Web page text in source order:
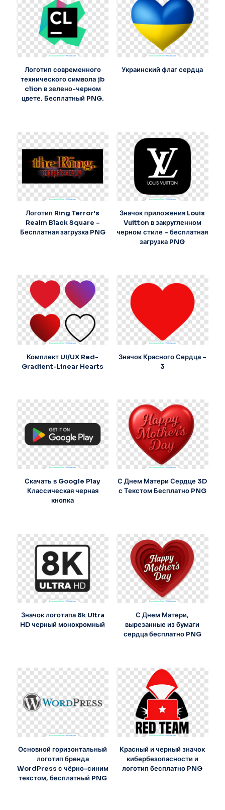
Логотип современного
технического символа jb
clion в зелено-черном
цвете. Бесплатный PNG.
Украинский флаг сердца
Логотип Ring Terror's
Realm Black Square –
Бесплатная загрузка PNG
Значок приложения Louis
Vuitton в закругленном
черном стиле – бесплатная
загрузка PNG
Комплект UI/UX Red-
Gradient-Linear Hearts
Значок Красного Сердца –
3
Скачать в Google Play
Классическая черная
кнопка
С Днем Матери Сердце 3D
с Текстом Бесплатно PNG
Значок логотипа 8k Ultra
HD черный монохромный
С Днем Матери,
вырезанные из бумаги
сердца бесплатно PNG
Основной горизонтальный
логотип бренда
WordPress с чёрно-синим
текстом, бесплатный PNG
Красный и черный значок
кибербезопасности и
логотип бесплатно PNG